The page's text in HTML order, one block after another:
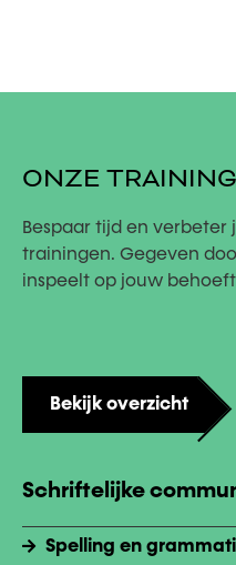
ONZE
Bespaar tijd en
trainingen. Gegeven
inspeelt op jouw
Bekijk overzicht
Schriftelijke
Spelling en